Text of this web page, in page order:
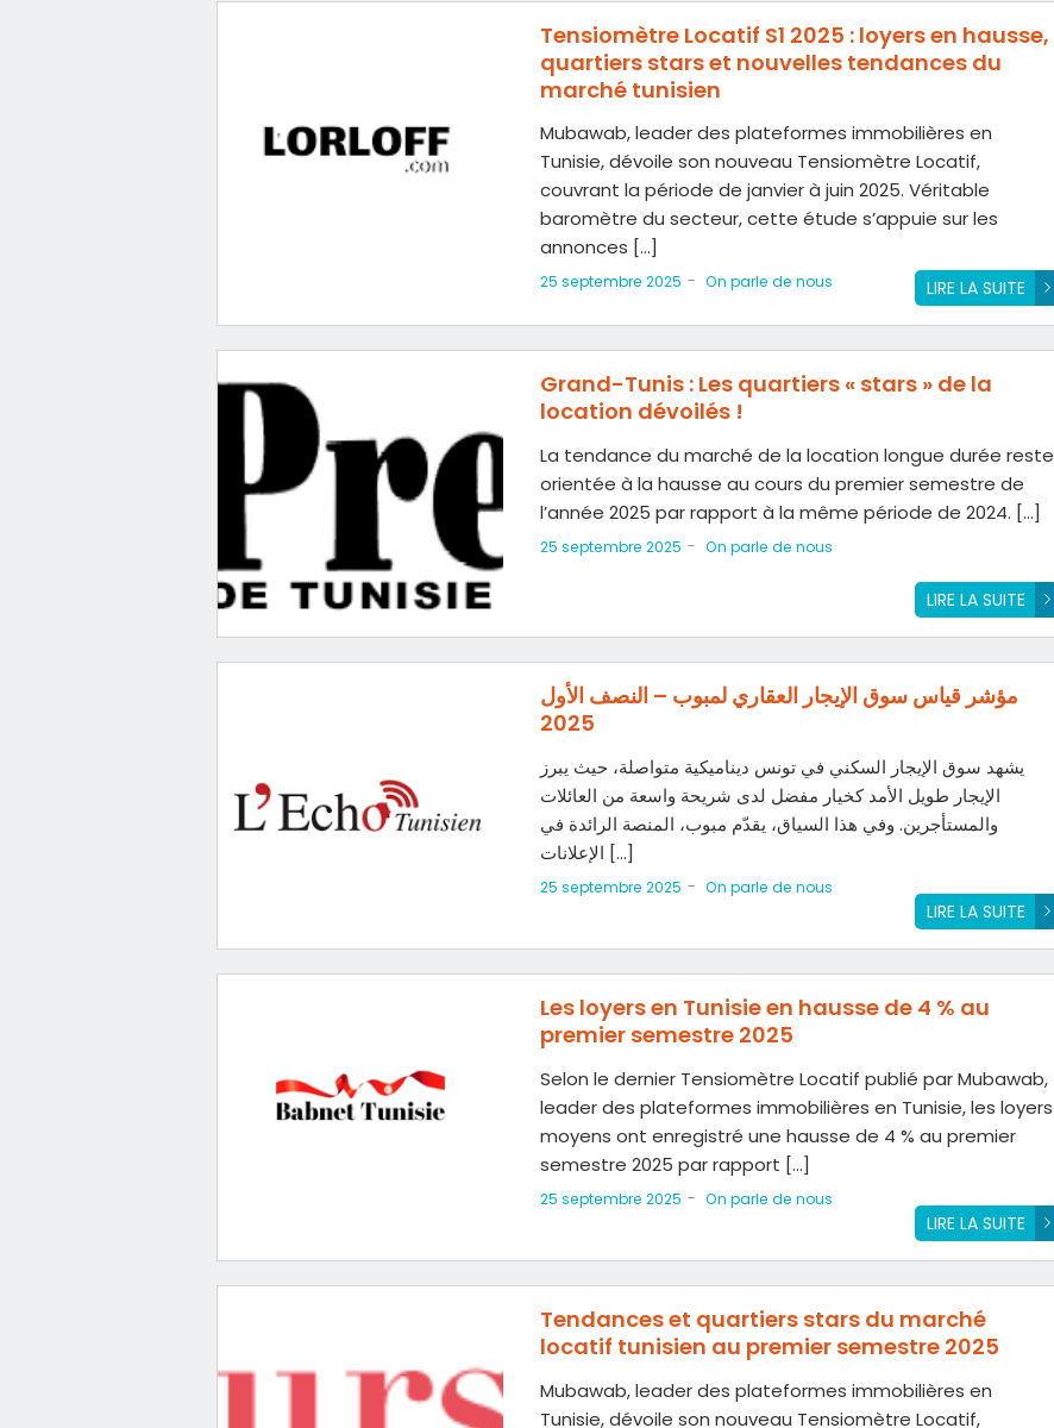
Tensiomètre Locatif S1 2025 : loyers en hausse,
quartiers stars et nouvelles tendances du
marché tunisien
Mubawab, leader des plateformes immobilières en
Tunisie, dévoile son nouveau Tensiomètre Locatif,
couvrant la période de janvier à juin 2025. Véritable
baromètre du secteur, cette étude s’appuie sur les
annonces […]
LIRE LA SUITE
25 septembre 2025 - On parle de nous
Grand-Tunis : Les quartiers « stars » de la
location dévoilés !
La tendance du marché de la location longue durée reste
orientée à la hausse au cours du premier semestre de
l’année 2025 par rapport à la même période de 2024. […]
LIRE LA SUITE
25 septembre 2025 - On parle de nous
مؤشر قياس سوق الإيجار العقاري لمبوب – النصف الأول
2025
يشهد سوق الإيجار السكني في تونس ديناميكية متواصلة، حيث يبرز
الإيجار طويل الأمد كخيار مفضل لدى شريحة واسعة من العائلات
والمستأجرين. وفي هذا السياق، يقدّم مبوب، المنصة الرائدة في
الإعلانات […]
LIRE LA SUITE
25 septembre 2025 - On parle de nous
Les loyers en Tunisie en hausse de 4 % au
premier semestre 2025
Selon le dernier Tensiomètre Locatif publié par Mubawab,
leader des plateformes immobilières en Tunisie, les loyers
moyens ont enregistré une hausse de 4 % au premier
semestre 2025 par rapport […]
LIRE LA SUITE
25 septembre 2025 - On parle de nous
Tendances et quartiers stars du marché
locatif tunisien au premier semestre 2025
Mubawab, leader des plateformes immobilières en
Tunisie, dévoile son nouveau Tensiomètre Locatif,